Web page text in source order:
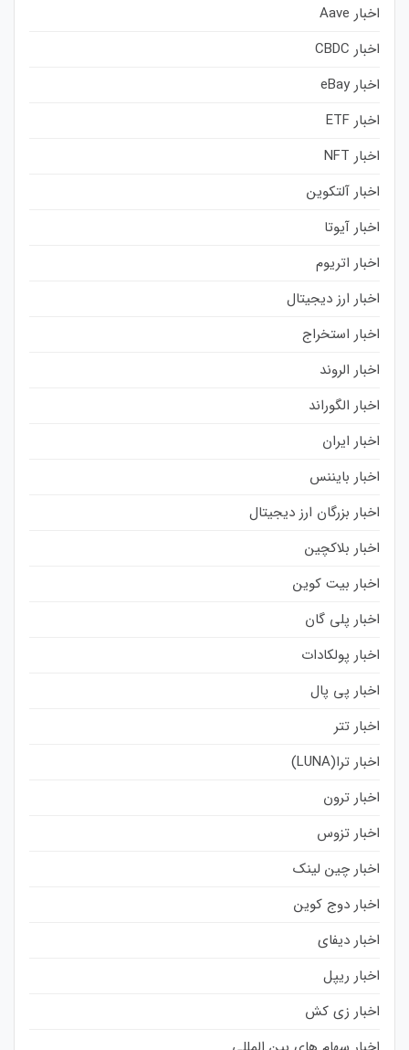
اخبار Aave
اخبار CBDC
اخبار eBay
اخبار ETF
اخبار NFT
اخبار آلتکوین
اخبار آیوتا
اخبار اتریوم
اخبار ارز دیجیتال
اخبار استخراج
اخبار الروند
اخبار الگوراند
اخبار ایران
اخبار بایننس
اخبار بزرگان ارز دیجیتال
اخبار بلاکچین
اخبار بیت کوین
اخبار پلی گان
اخبار پولکادات
اخبار پی پال
اخبار تتر
اخبار ترا(LUNA)
اخبار ترون
اخبار تزوس
اخبار چین لینک
اخبار دوج کوین
اخبار دیفای
اخبار ریپل
اخبار زی کش